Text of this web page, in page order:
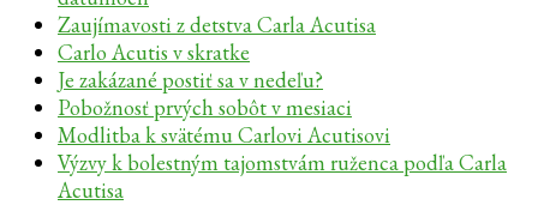
Zaujímavosti z detstva Carla Acutisa
Carlo Acutis v skratke
Je zakázané postiť sa v nedeľu?
Pobožnosť prvých sobôt v mesiaci
Modlitba k svätému Carlovi Acutisovi
Výzvy k bolestným tajomstvám ruženca podľa Carla
Acutisa